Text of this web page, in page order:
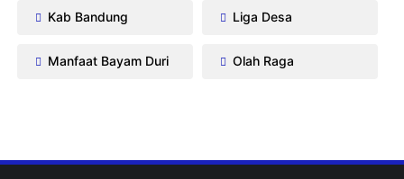
Kab Bandung Liga Desa
Manfaat Bayam Duri Olah Raga